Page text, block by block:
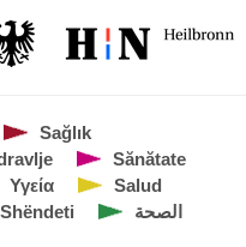
Sağlık
Sănătate
Υγεία
Salud
Shëndeti الصحة